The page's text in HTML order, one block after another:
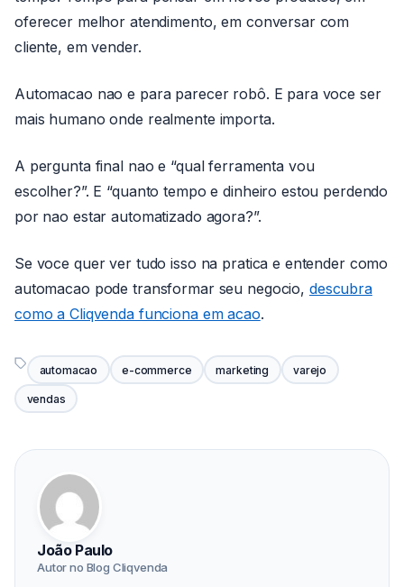
oferecer melhor atendimento, em conversar com
cliente, em vender.
Automacao nao e para parecer robô. E para voce ser
mais humano onde realmente importa.
A pergunta final nao e “qual ferramenta vou
escolher?”. E “quanto tempo e dinheiro estou perdendo
por nao estar automatizado agora?”.
Se voce quer ver tudo isso na pratica e entender como
automacao pode transformar seu negocio, descubra
como a Cliqvenda funciona em acao.
automacao e-commerce marketing varejo
vendas
João Paulo
Autor no Blog Cliqvenda